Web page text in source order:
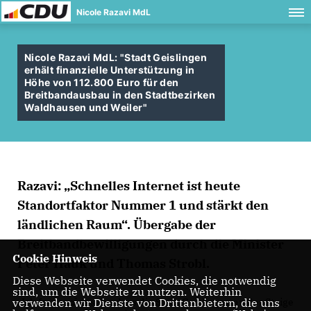
Nicole Razavi MdL
Nicole Razavi MdL: "Stadt Geislingen
erhält finanzielle Unterstützung in
Höhe von 112.800 Euro für den
Breitbandausbau in den Stadtbezirken
Waldhausen und Weiler"
Razavi: „Schnelles Internet ist heute
Standortfaktor Nummer 1 und stärkt den
ländlichen Raum“.Übergabe der
Breitbandbewilligungen durch die Minister
Peter Hauk und Thomas Strobl.
Ich freue mich sehr, dass die Stadt Geislingen an der Steige
Cookie Hinweis
Diese Webseite verwendet Cookies, die notwendig
sind, um die Webseite zu nutzen. Weiterhin
verwenden wir Dienste von Drittanbietern, die uns